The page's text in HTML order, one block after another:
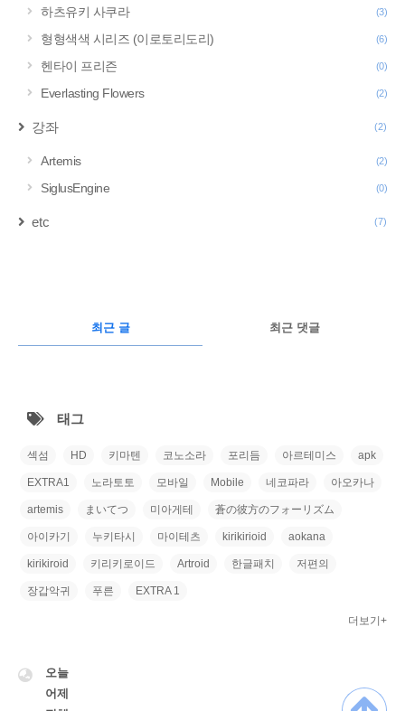
하츠유키 사쿠라 (3)
형형색색 시리즈 (이로토리도리) (6)
헨타이 프리즌 (0)
Everlasting Flowers (2)
강좌 (2)
Artemis (2)
SiglusEngine (0)
etc (7)
최근 글 최근 댓글
글
태그
섹섬 HD 키마텐 코노소라 포리듬 아르테미스 apk
EXTRA1 노라토토 모바일 Mobile 네코파라 아오카나
artemis まいてつ 미아게테 蒼の彼方のフォーリズム
아이카기 누키타시 마이테츠 kirikirioid aokana
kirikiroid 키리키로이드 Artroid 한글패치 저편의
장갑악귀 푸른 EXTRA 1
더보기+
VISITOR
오늘
어제